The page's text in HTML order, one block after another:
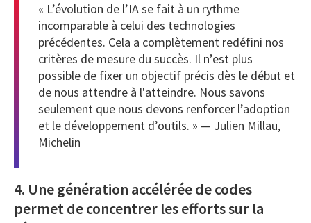
« L’évolution de l’IA se fait à un rythme
incomparable à celui des technologies
précédentes. Cela a complètement redéfini nos
critères de mesure du succès. Il n’est plus
possible de fixer un objectif précis dès le début et
de nous attendre à l'atteindre. Nous savons
seulement que nous devons renforcer l’adoption
et le développement d’outils. » — Julien Millau,
Michelin
4. Une génération accélérée de codes
permet de concentrer les efforts sur la